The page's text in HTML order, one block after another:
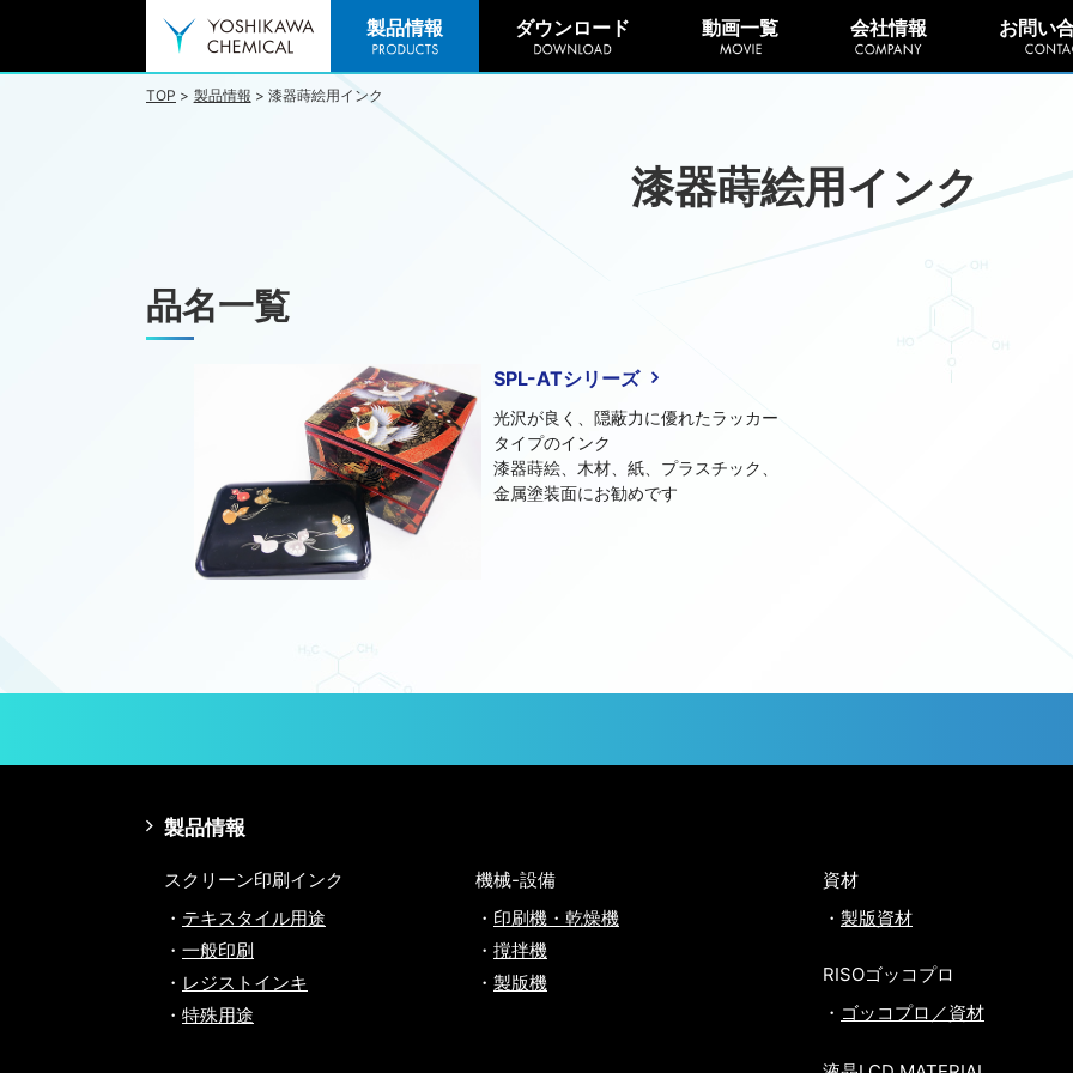
製品情報 ダウンロード 動画一覧 会社情報 お問い
TOP 製品情報 漆器蒔絵用インク
漆器蒔絵用インク
品名一覧
SPL-ATシリーズ
光沢が良く、隠蔽力に優れたラッカー
タイプのインク
漆器蒔絵、木材、紙、プラスチック、
金属塗装面にお勧めです
製品情報
スクリーン印刷インク
テキスタイル用途
一般印刷
レジストインキ
特殊用途
機械-設備
印刷機・乾燥機
撹拌機
製版機
資材
製版資材
RISOゴッコプロ
ゴッコプロ／資材